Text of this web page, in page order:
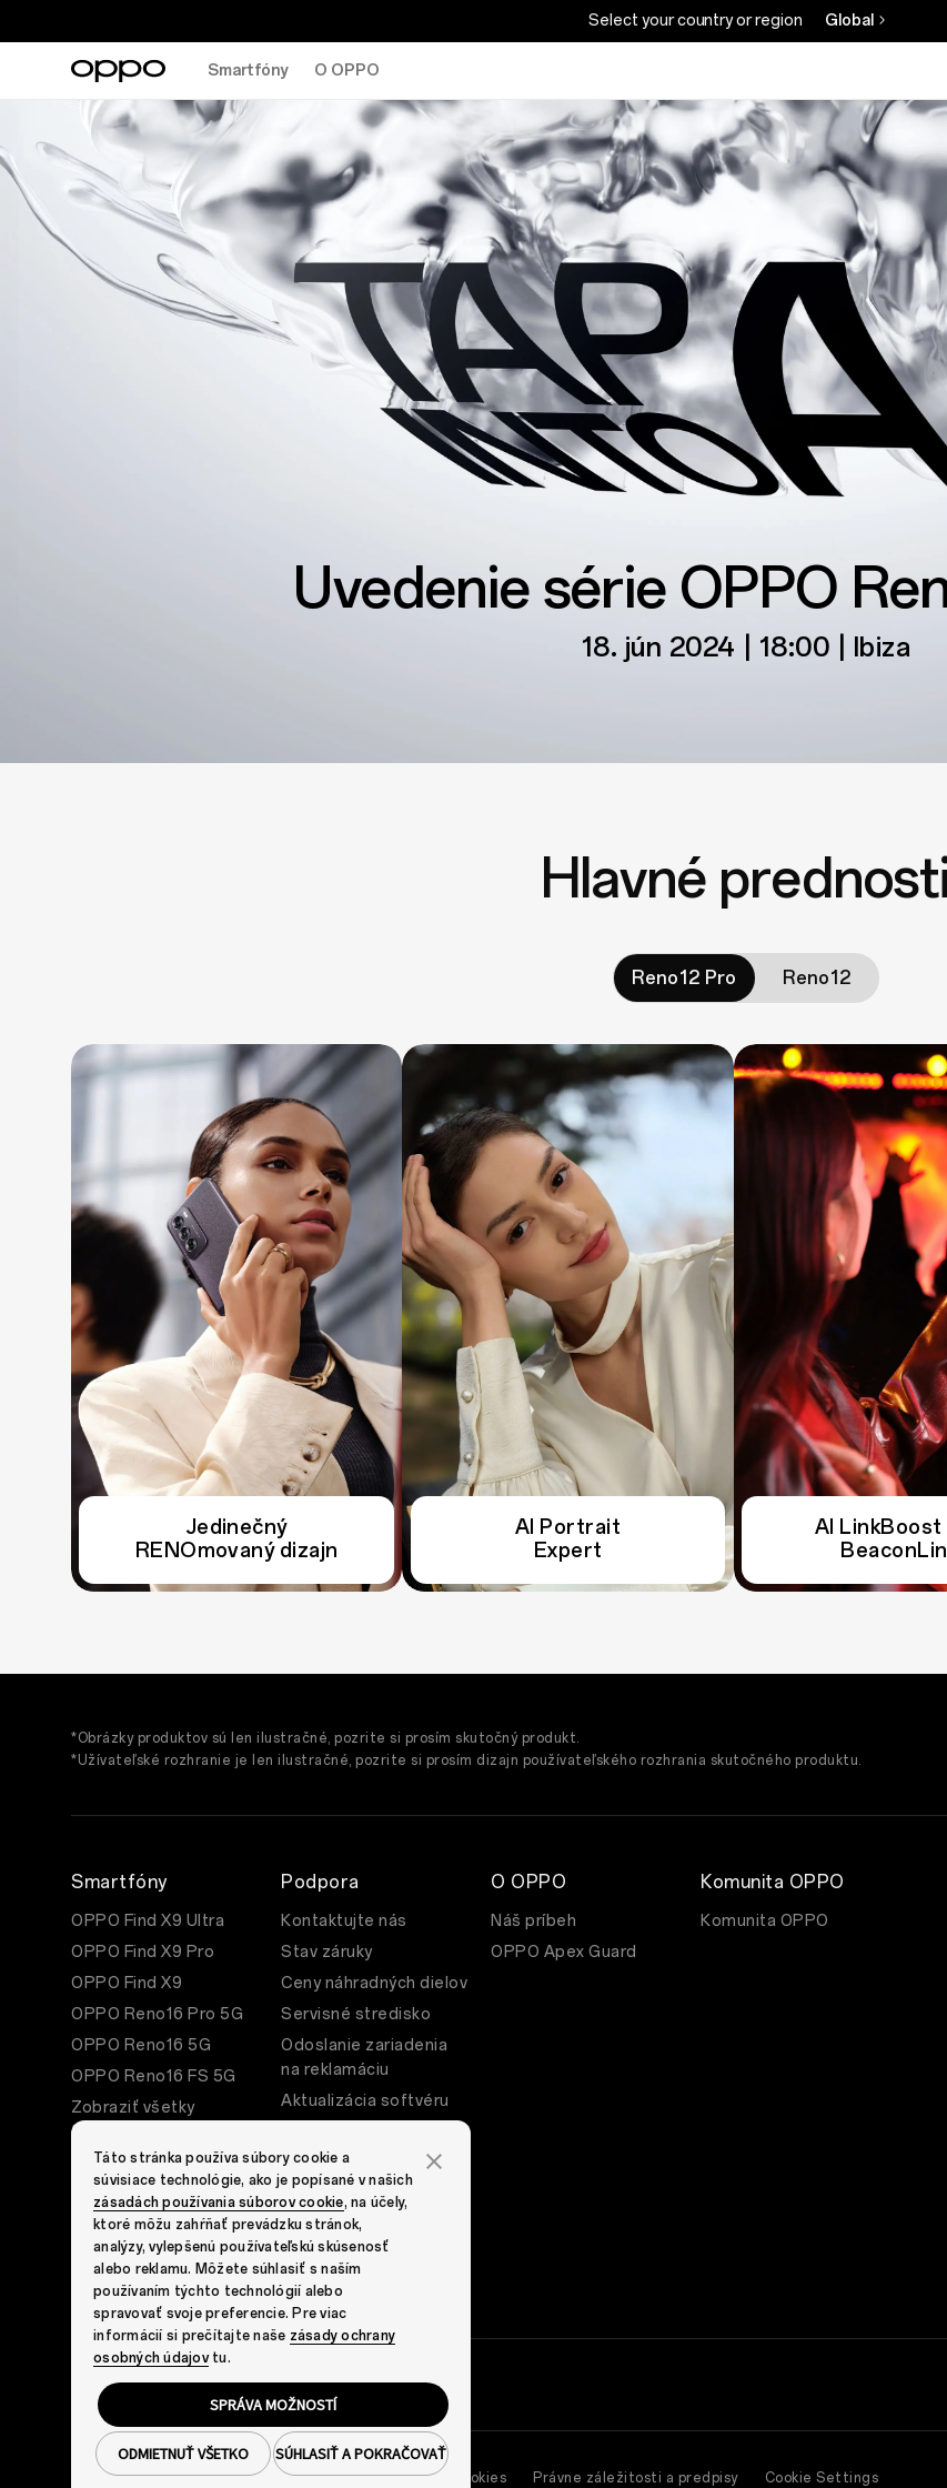
Select your country or region Global
Smartfóny O OPPO
Uvedenie série OPPO
18. jún 2024 | 18:00 | Ibiza
Hlavné
Reno12 Pro Reno12
Jedinečný
RENOmovaný dizajn
AI Portrait
Expert
AI LinkBoost
Jedinečný
RENOmovaný dizajn
AI Portrait
Expert
AI LinkBoost
*Obrázky produktov sú len ilustračné, pozrite si prosím skutočný produkt.
*Užívateľské rozhranie je len ilustračné, pozrite si prosím dizajn používateľského rozhrania skutočného produktu.
Smartfóny
OPPO Find X9 Ultra
OPPO Find X9 Pro
OPPO Find X9
OPPO Reno16 Pro 5G
OPPO Reno16 5G
OPPO Reno16 FS 5G
Zobraziť všetky
telefóny
Podpora
Kontaktujte nás
Stav záruky
Ceny náhradných dielov
Servisné stredisko
Odoslanie zariadenia
na reklamáciu
Aktualizácia softvéru
Informácie o záruke na
produkty OPPO
EU Vyhlásenie o zhode
Program recyklácie
elektronického odpadu
O OPPO
Náš príbeh
OPPO Apex Guard
Komunita OPPO
Komunita OPPO
Ochrana súkromia Podmienky používania Súbory cookies Právne záležitosti a predpisy Cookie Settings
Táto stránka používa súbory cookie a
súvisiace technológie, ako je popísané v našich
zásadách používania súborov cookie, na účely,
ktoré môžu zahŕňať prevádzku stránok,
analýzy, vylepšenú používateľskú skúsenosť
alebo reklamu. Môžete súhlasiť s naším
používaním týchto technológií alebo
spravovať svoje preferencie. Pre viac
informácií si prečítajte naše zásady ochrany
osobných údajovtu.
SPRÁVA MOŽNOSTÍ
SÚHLASIŤ A POKRAČOVAŤ
ODMIETNUŤ VŠETKO